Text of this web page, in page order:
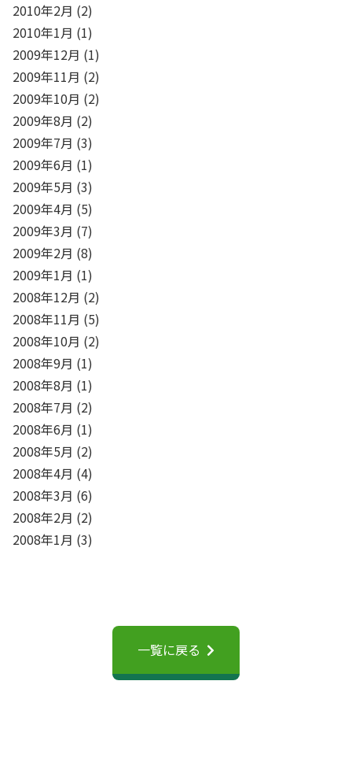
2010年2月 (2)
2010年1月 (1)
2009年12月 (1)
2009年11月 (2)
2009年10月 (2)
2009年8月 (2)
2009年7月 (3)
2009年6月 (1)
2009年5月 (3)
2009年4月 (5)
2009年3月 (7)
2009年2月 (8)
2009年1月 (1)
2008年12月 (2)
2008年11月 (5)
2008年10月 (2)
2008年9月 (1)
2008年8月 (1)
2008年7月 (2)
2008年6月 (1)
2008年5月 (2)
2008年4月 (4)
2008年3月 (6)
2008年2月 (2)
2008年1月 (3)
一覧に戻る